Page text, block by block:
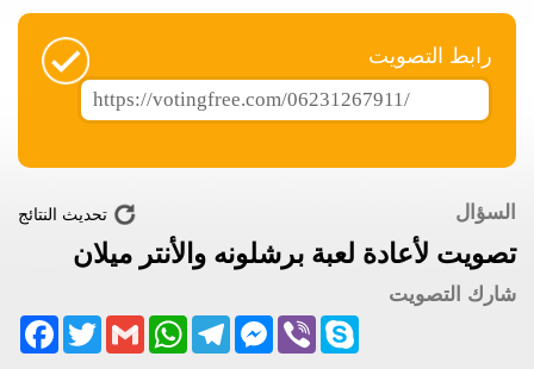
فوتنج فري موقع تصويت مجاني
رابط التصويت
السؤال
تصويت لأعادة لعبة برشلونه والأنتر ميلان
تحديث النتائج
شارك التصويت
TwitterGmail
WhatsAppTelegram
Messenger ViberSkype